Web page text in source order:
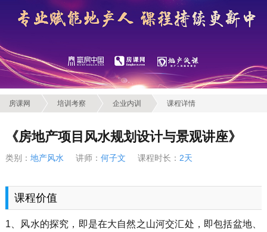
房课网 培训考察 企业内训 课程详情
《房地产项目风水规划设计与景观讲座》
类别： 地产风水 讲师： 何子文 课程时长： 2天
课程价值
1、风水的探究，即是在大自然之山河交汇处，即包括盆地、